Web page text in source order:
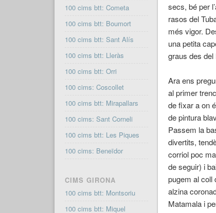
secs, bé per
rasos del
més vigor.
una petita
graus des
Ara ens
al primer
de fixar a on
de pintura
Passem la
divertits,
corriol poc
de seguir) i
pugem al coll
alzina
Matamala i
100 cims btt: Cometa
100 cims btt: Boumort
100 cims btt: Sant Alís
100 cims btt: Lleràs
100 cims btt: Orri
100 cims: Coscollet
100 cims btt: Mirapallars
100 cims: Sant Corneli
100 cims btt: Les Piques
100 cims: Beneïdor
CIMS GIRONA
100 cims btt: Montsoriu
100 cims btt: Miquel